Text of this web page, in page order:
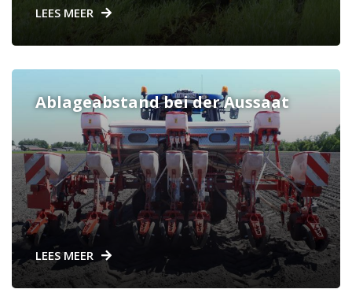
LEES MEER
Ablageabstand bei der Aussaat
LEES MEER